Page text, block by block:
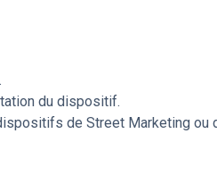
du dispositif.
de Street Marketing ou